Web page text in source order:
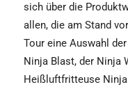
sich über die
allen, die am Stand
Tour eine Auswahl
Ninja Blast, der Ninja
Heißluftfritteuse